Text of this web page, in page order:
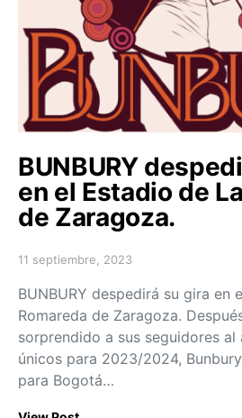
BUNBURY
en el Estadio de
de Zaragoza.
Posted on
11 septiembre, 2023
BUNBURY despedirá su gira en
Romareda de Zaragoza.
sorprendido a sus seguidores al
únicos para 2023/2024,
para Bogotá…